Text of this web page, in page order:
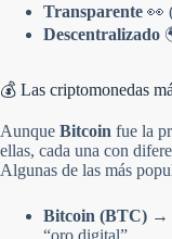
Transparente 👀
Descentralizado
💰 Las criptomonedas
Aunque Bitcoin fue la
ellas, cada una con
Algunas de las más
Bitcoin (BTC) →